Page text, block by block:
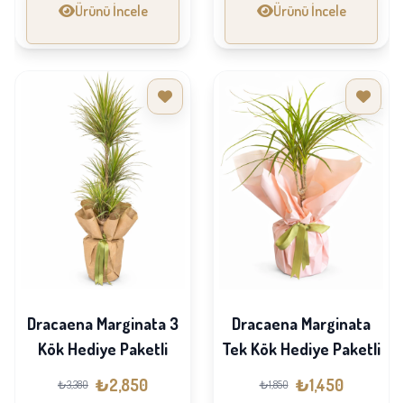
Ürünü İncele Ürünü İncele
Dracaena Marginata 3
Kök Hediye Paketli
₺3,380 ₺2,850
Dracaena Marginata
Tek Kök Hediye Paketli
₺1,850 ₺1,450